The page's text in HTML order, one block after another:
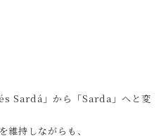
Sardá」から「Sarda」へと変
維持しながらも、